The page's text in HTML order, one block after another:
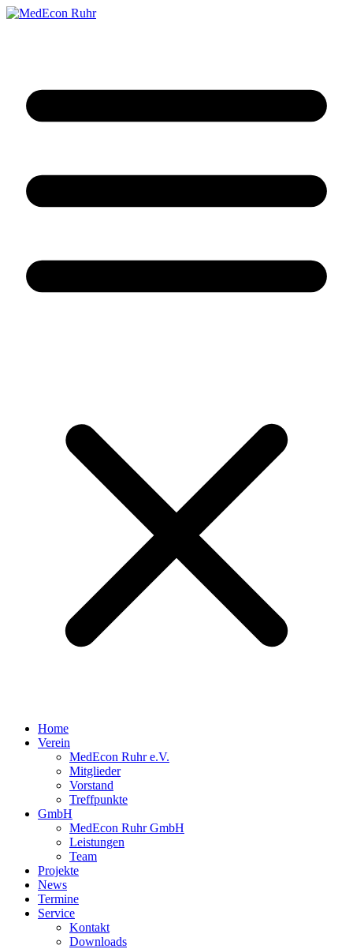
Home
Verein
MedEcon Ruhr e.V.
Mitglieder
Vorstand
Treffpunkte
GmbH
MedEcon Ruhr GmbH
Leistungen
Team
Projekte
News
Termine
Service
Kontakt
Downloads